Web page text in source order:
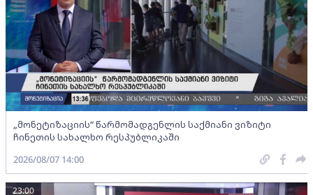
„მონეტიზაციის“ წარმომადგენლის საქმიანი ვიზიტი
ჩინეთის სახალხო რესპუბლიკაში
2026/08/07 14:00
23:00